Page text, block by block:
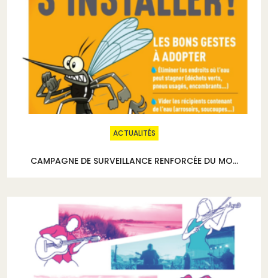
ACTUALITÉS
CAMPAGNE DE SURVEILLANCE RENFORCÉE DU MO...